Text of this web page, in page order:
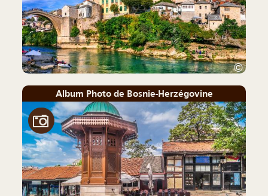
©
Album Photo de Bosnie-Herzégovine